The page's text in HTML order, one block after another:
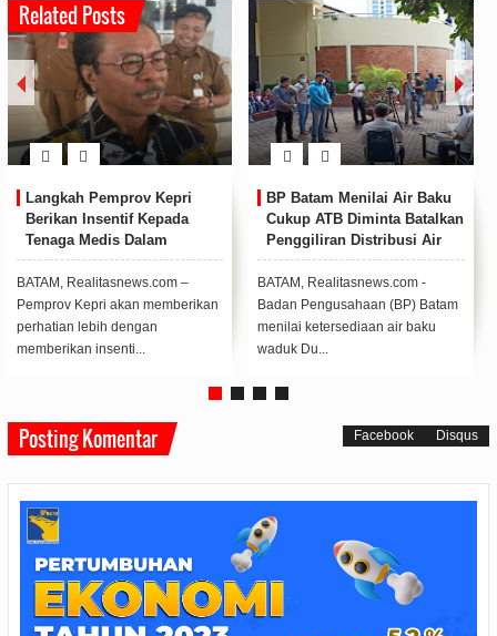
Related Posts
Tampil Praktis dan Irit,
Honda Supra X 125 Cocok
Temani Aktivitas Anak Muda
di Kepri
Honda Supra X 125 hadir sebagai
motor yang dikenal tangguh dan
irit cocok digunakan untuk masy...
Kapolda Kepri Buka Diktuk
Bintara Polri T.A 2020/2021
di Sekolah Polisi Negara
Polda Kepri
KARIMUN, Realitasnews.com -
Kapolda Kepri, Irjen Dr. Pol Aris
Budiman M,Si memimpin upacara
pembukaa...
Posting Komentar Facebook Disqus